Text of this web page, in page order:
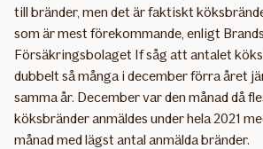
till bränder, men det är faktiskt
som är mest förekommande, enligt
Försäkringsbolaget If såg att antalet
dubbelt så många i december förra året
samma år. December var den månad då
köksbränder anmäldes under hela 2021
månad med lägst antal anmälda bränder.